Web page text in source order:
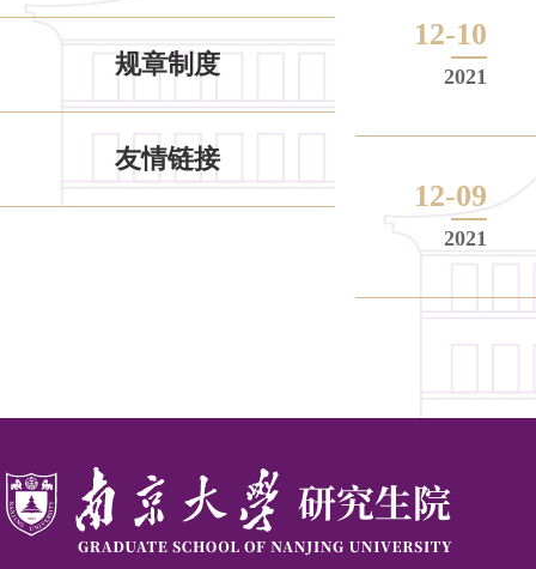
规章制度
友情链接
12-10
2021
12-09
2021